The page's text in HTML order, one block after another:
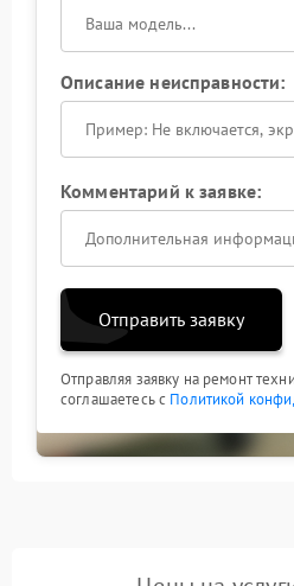
Описание неисправности:
Комментарий к заявке:
Отправить заявку
Отправляя заявку на ремонт
соглашаетесь с Политикой